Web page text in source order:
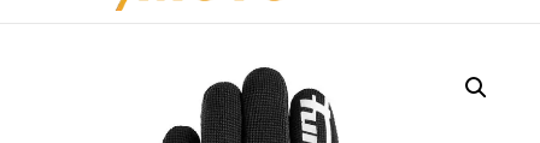
Nos tests